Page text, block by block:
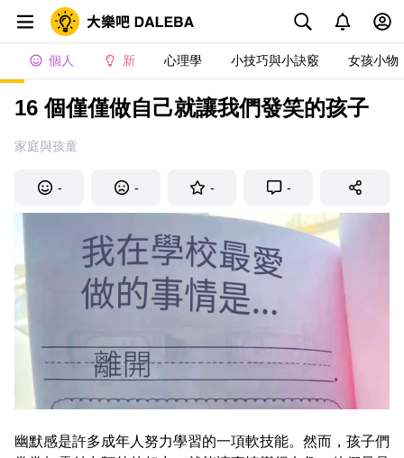
個人 新 心理學 小技巧與小訣竅 女孩小物
16 個僅僅做自己就讓我們發笑的孩子
家庭與孩童
- - - -
幽默感是許多成年人努力學習的一項軟技能。然而，孩子們